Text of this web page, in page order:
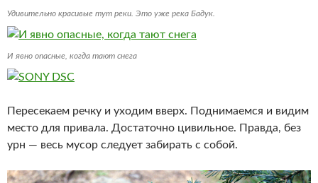
Удивительно красивые тут реки. Это уже река Бадук.
И явно опасные, когда тают снега
Пересекаем речку и уходим вверх. Поднимаемся и видим
место для привала. Достаточно цивильное. Правда, без
урн — весь мусор следует забирать с собой.